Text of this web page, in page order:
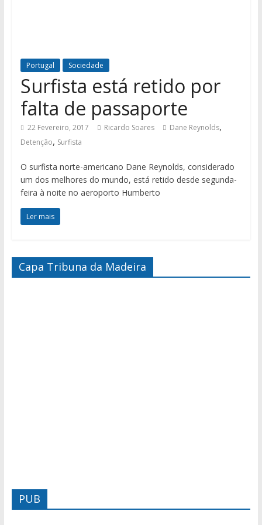
Portugal Sociedade
Surfista está retido por
falta de passaporte
22 Fevereiro, 2017 Ricardo Soares Dane Reynolds,
Detenção, Surfista
O surfista norte-americano Dane Reynolds, considerado
um dos melhores do mundo, está retido desde segunda-
feira à noite no aeroporto Humberto
Ler mais
Capa Tribuna da Madeira
PUB